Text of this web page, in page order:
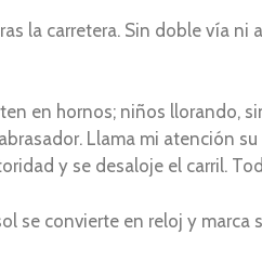
la carretera. Sin doble vía ni
en hornos; niños llorando,
Llama mi atención
y se desaloje el carril.
se convierte en reloj y marca